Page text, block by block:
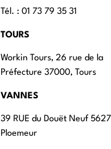
Tél. : 01 73 79 35 31
TOURS
Workin Tours, 26 rue de la
Préfecture 37000, Tours
VANNES
39 RUE du Douët Neuf
Ploemeur